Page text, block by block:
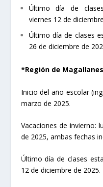
Último día de
viernes 12 de
Último día de clases
26 de diciembre de
*Región de
Inicio del año escolar
marzo de 2025.
Vacaciones de invierno:
de 2025, ambas fechas
Último día de clases
12 de diciembre de 2025.